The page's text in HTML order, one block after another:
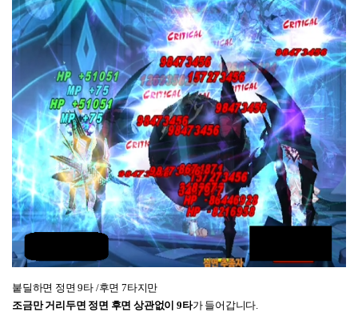
붙딜하면 정면 9타 /후면 7타지만
조금만거리두면 정면 후면 상관없이 9타가 들어갑니다.